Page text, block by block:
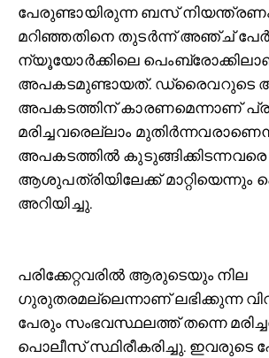
പേരുണ്ടായിരുന്ന ബസ് നിയന്ത്രണം
മറിഞ്ഞതിനെ തുടർന്ന് അഞ്ച് പേർ
ന്യൂയോർക്കിലെ
അപകടമുണ്ടായത്. ഡ്രൈവറുടെ
അപകടത്തിന് കാരണമെന്നാണ്
മരിച്ചവരെല്ലാം
അപകടത്തിൽ കുടുങ്ങിക്കിടന്നവരെ
ആശുപത്രിയിലേക്ക്
അറിയിച്ചു.
പരിക്കേറ്റവരിൽ ആരുടെയും നില
ഗുരുതരമല്ലെന്നാണ് ലഭിക്കുന്ന
പേരും സംഭവസ്ഥലത്ത് തന്നെ
പൊലീസ് സ്ഥിരീകരിച്ചു. ഇവരുടെ